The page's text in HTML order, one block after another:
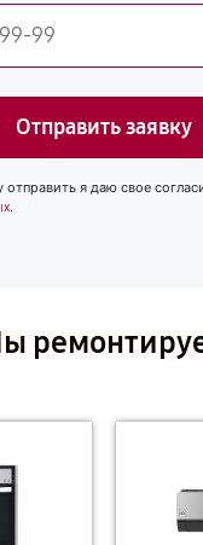
Отправить заявку
отправить я даю свое
.